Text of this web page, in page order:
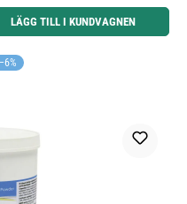
−6%
för att öka eller minska kvantiteten.
LÄGG TILL I KUNDVAGNEN